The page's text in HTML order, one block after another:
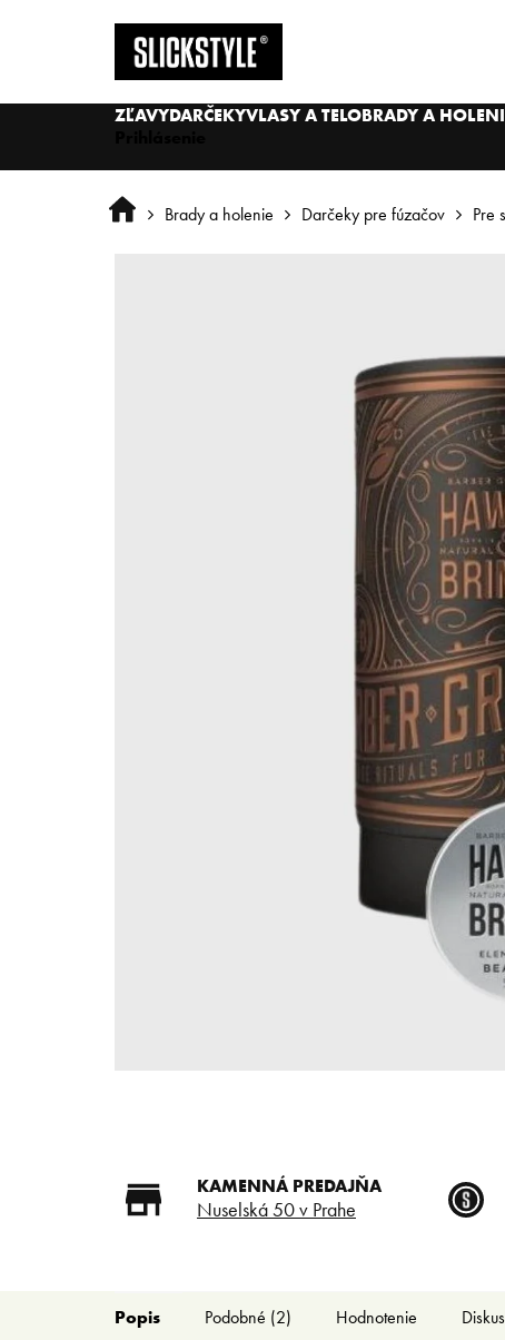
ZĽAVYDARČEKYVLASY A TELOBRADY A
DomovBrady a holenie Darčeky pre fúzačov Pre
KAMENNÁ PREDAJŇA
Nuselská 50 v Prahe
Popis Podobné (2) Hodnotenie